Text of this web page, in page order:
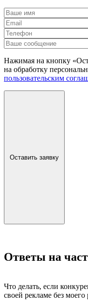
Нажимая на кнопку
на обработку
пользовательским
Оставить заявку
Ответы на
Что делать, если
своей рекламе без моего